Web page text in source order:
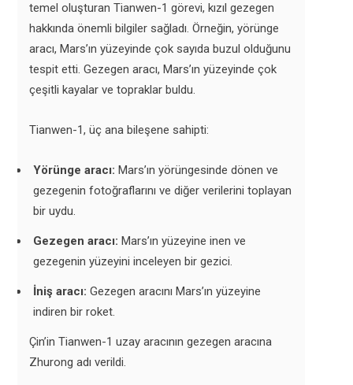
temel oluşturan Tianwen-1 görevi, kızıl gezegen
hakkında önemli bilgiler sağladı. Örneğin, yörünge
aracı, Mars’ın yüzeyinde çok sayıda buzul olduğunu
tespit etti. Gezegen aracı, Mars’ın yüzeyinde çok
çeşitli kayalar ve topraklar buldu.
Tianwen-1, üç ana bileşene sahipti:
Yörünge aracı: Mars’ın yörüngesinde dönen ve
gezegenin fotoğraflarını ve diğer verilerini toplayan
bir uydu.
Gezegen aracı: Mars’ın yüzeyine inen ve
gezegenin yüzeyini inceleyen bir gezici.
İniş aracı: Gezegen aracını Mars’ın yüzeyine
indiren bir roket.
Çin’in Tianwen-1 uzay aracının gezegen aracına
Zhurong adı verildi.